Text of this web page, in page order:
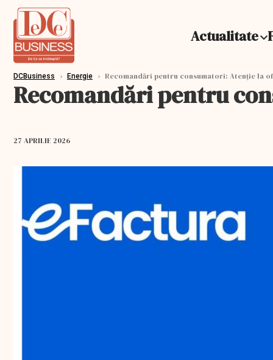
Actualitate
DCBusiness › Energie › Recomandări pentru consumatori: Atenție la
Recomandări pentru
27 APRILIE 2026